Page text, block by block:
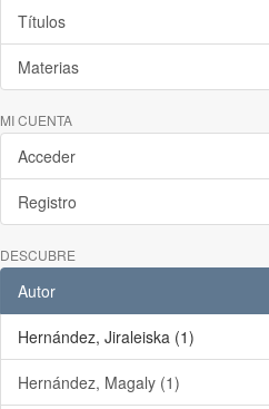
Títulos
Materias
MI CUENTA
Acceder
Registro
DESCUBRE
Autor
Hernández, Jiraleiska (1)
Hernández, Magaly (1)